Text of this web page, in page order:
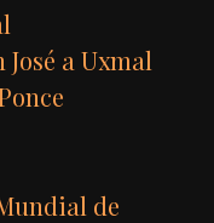
a Uxmal
de